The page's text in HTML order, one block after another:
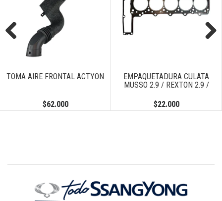
TOMA AIRE FRONTAL ACTYON
$62.000
EMPAQUETADURA CULATA
MUSSO 2.9 / REXTON 2.9 /
$22.000
Previous